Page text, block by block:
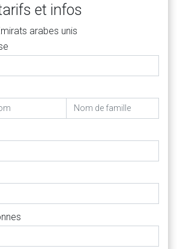
et infos
arabes unis